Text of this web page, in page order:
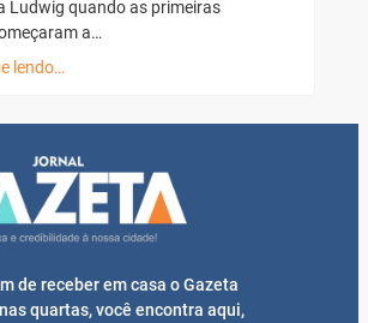
Ludwig quando as primeiras
a…
lendo…
de receber em casa o Gazeta
quartas, você encontra aqui,